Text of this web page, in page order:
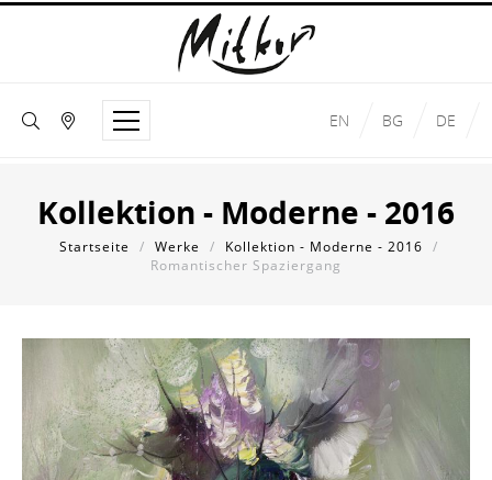
EN BG DE
Kollektion - Moderne - 2016
Startseite / Werke / Kollektion - Moderne - 2016 /
Romantischer Spaziergang